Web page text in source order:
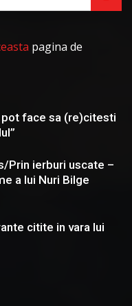
pagina de
face sa (re)citesti
Prin ierburi uscate –
a lui Nuri Bilge
citite in vara lui